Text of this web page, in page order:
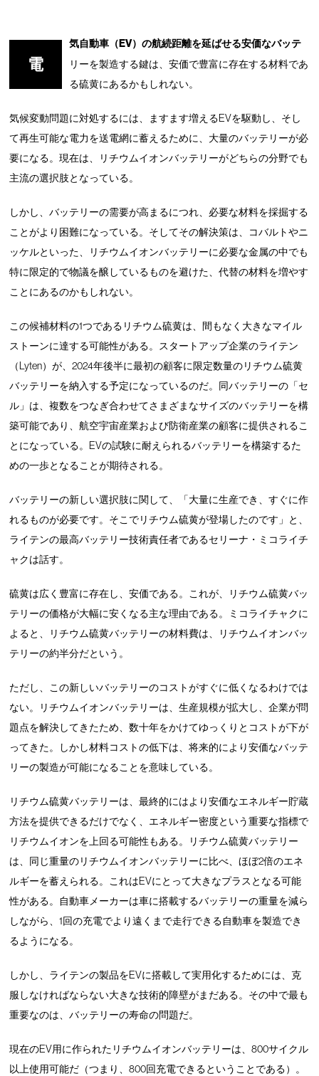
電
気自動車（EV）の航続距離を延ばせる安価なバッテ
リーを製造する鍵は、安価で豊富に存在する材料であ
る硫黄にあるかもしれない。
気候変動問題に対処するには、ますます増えるEVを駆動し、そし
て再生可能な電力を送電網に蓄えるために、大量のバッテリーが必
要になる。現在は、リチウムイオンバッテリーがどちらの分野でも
主流の選択肢となっている。
しかし、バッテリーの需要が高まるにつれ、必要な材料を採掘する
ことがより困難になっている。そしてその解決策は、コバルトやニ
ッケルといった、リチウムイオンバッテリーに必要な金属の中でも
特に限定的で物議を醸しているものを避けた、代替の材料を増やす
ことにあるのかもしれない。
この候補材料の1つであるリチウム硫黄は、間もなく大きなマイル
ストーンに達する可能性がある。スタートアップ企業のライテン
（Lyten）が、2024年後半に最初の顧客に限定数量のリチウム硫黄
バッテリーを納入する予定になっているのだ。同バッテリーの「セ
ル」は、複数をつなぎ合わせてさまざまなサイズのバッテリーを構
築可能であり、航空宇宙産業および防衛産業の顧客に提供されるこ
とになっている。EVの試験に耐えられるバッテリーを構築するた
めの一歩となることが期待される。
バッテリーの新しい選択肢に関して、「大量に生産でき、すぐに作
れるものが必要です。そこでリチウム硫黄が登場したのです」と、
ライテンの最高バッテリー技術責任者であるセリーナ・ミコライチ
ャクは話す。
硫黄は広く豊富に存在し、安価である。これが、リチウム硫黄バッ
テリーの価格が大幅に安くなる主な理由である。ミコライチャクに
よると、リチウム硫黄バッテリーの材料費は、リチウムイオンバッ
テリーの約半分だという。
ただし、この新しいバッテリーのコストがすぐに低くなるわけでは
ない。リチウムイオンバッテリーは、生産規模が拡大し、企業が問
題点を解決してきたため、数十年をかけてゆっくりとコストが下が
ってきた。しかし材料コストの低下は、将来的により安価なバッテ
リーの製造が可能になることを意味している。
リチウム硫黄バッテリーは、最終的にはより安価なエネルギー貯蔵
方法を提供できるだけでなく、エネルギー密度という重要な指標で
リチウムイオンを上回る可能性もある。リチウム硫黄バッテリー
は、同じ重量のリチウムイオンバッテリーに比べ、ほぼ2倍のエネ
ルギーを蓄えられる。これはEVにとって大きなプラスとなる可能
性がある。自動車メーカーは車に搭載するバッテリーの重量を減ら
しながら、1回の充電でより遠くまで走行できる自動車を製造でき
るようになる。
しかし、ライテンの製品をEVに搭載して実用化するためには、克
服しなければならない大きな技術的障壁がまだある。その中で最も
重要なのは、バッテリーの寿命の問題だ。
現在のEV用に作られたリチウムイオンバッテリーは、800サイクル
以上使用可能だ（つまり、800回充電できるということである）。